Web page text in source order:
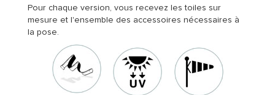
Pour chaque version, vous recevez les toiles sur
mesure et l'ensemble des accessoires nécessaires à
la pose.